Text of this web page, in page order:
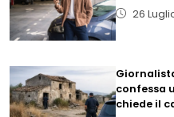
26
confessa
chiede il